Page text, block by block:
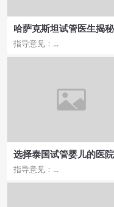
哈萨克斯坦试管医生揭
管婴儿技术的奥秘
指导意见：...
选择泰国试管婴儿的医
要关注哪些费用和成功率
指导意见：...